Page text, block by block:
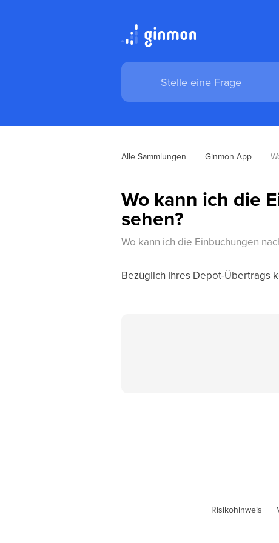
Alle Sammlungen Ginmon App
Wo kann ich die
sehen?
Wo kann ich die Einbuchungen
Bezüglich Ihres Depot-Übertrags
Risikohinweis